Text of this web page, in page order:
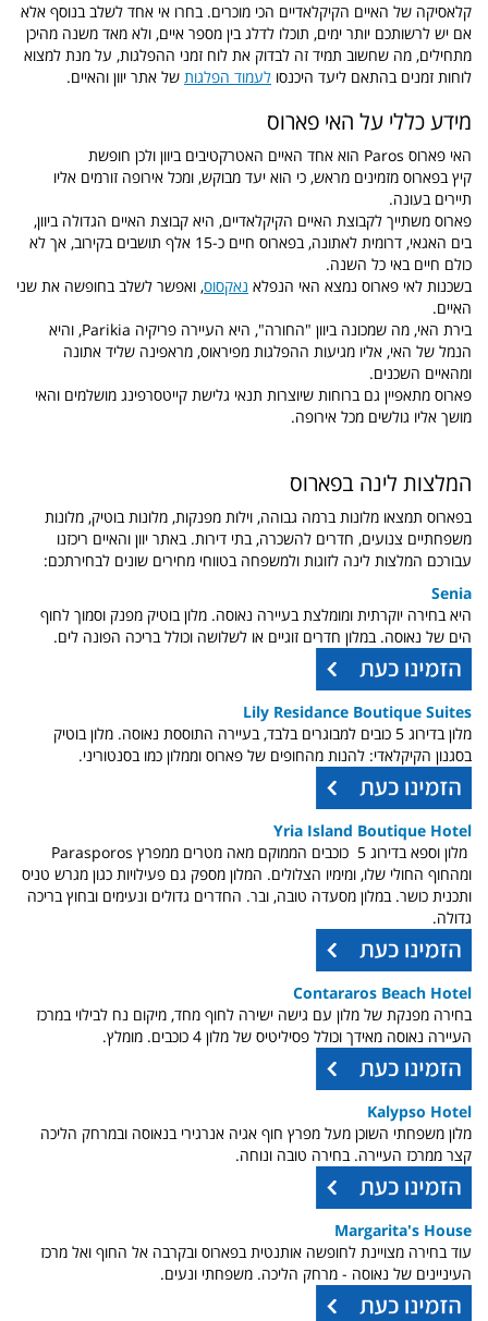
קלאסיקה של האיים הקיקלאדיים הכי מוכרים. בחרו אי אחד לשלב בנוסף אלא
אם יש לרשותכם יותר ימים, תוכלו לדלג בין מספר איים, ולא מאד משנה מהיכן
מתחילים, מה שחשוב תמיד זה לבדוק את לוח זמני ההפלגות, על מנת למצוא
לוחות זמנים בהתאם ליעד היכנסו לעמוד הפלגות של אתר יוון והאיים.
מידע כללי על האי פארוס
האי פארוס Paros הוא אחד האיים האטרקטיבים ביוון ולכן חופשת
קיץ בפארוס מזמינים מראש, כי הוא יעד מבוקש, ומכל אירופה זורמים אליו
תיירים בעונה.
פארוס משתייך לקבוצת האיים הקיקלאדיים, היא קבוצת האיים הגדולה ביוון,
בים האגאי, דרומית לאתונה, בפארוס חיים כ-15 אלף תושבים בקירוב, אך לא
כולם חיים באי כל השנה.
בשכנות לאי פארוס נמצא האי הנפלא נאקסוס, ואפשר לשלב בחופשה את שני
האיים.
בירת האי, מה שמכונה ביוון "החורה", היא העיירה פריקיה Parikia, והיא
הנמל של האי, אליו מגיעות ההפלגות מפיראוס, מראפינה שליד אתונה
ומהאיים השכנים.
פארוס מתאפיין גם ברוחות שיוצרות תנאי גלישת קייטסרפינג מושלמים והאי
מושך אליו גולשים מכל אירופה.
המלצות לינה בפארוס
בפארוס תמצאו מלונות ברמה גבוהה, וילות מפנקות, מלונות בוטיק, מלונות
משפחתיים צנועים, חדרים להשכרה, בתי דירות. באתר יוון והאיים ריכזנו
עבורכם המלצות לינה לזוגות ולמשפחה בטווחי מחירים שונים לבחירתכם:
Senia
היא בחירה יוקרתית ומומלצת בעיירה נאוסה. מלון בוטיק מפנק וסמוך לחוף
הים של נאוסה. במלון חדרים זוגיים או לשלושה וכולל בריכה הפונה לים.
Lily Residance Boutique Suites
מלון בדירוג 5 כובים למבוגרים בלבד, בעיירה התוססת נאוסה. מלון בוטיק
בסגנון הקיקלאדי: להנות מהחופים של פארוס וממלון כמו בסנטוריני.
Yria Island Boutique Hotel
מלון וספא בדירוג 5 כוכבים הממוקם מאה מטרים ממפרץ Parasporos
ומהחוף החולי שלו, ומימיו הצלולים. המלון מספק גם פעילויות כגון מגרש טניס
ותכנית כושר. במלון מסעדה טובה, ובר. החדרים גדולים ונעימים ובחוץ בריכה
גדולה.
Contararos Beach Hotel
בחירה מפנקת של מלון עם גישה ישירה לחוף מחד, מיקום נח לבילוי במרכז
העיירה נאוסה מאידך וכולל פסיליטיס של מלון 4 כוכבים. מומלץ.
Kalypso Hotel
מלון משפחתי השוכן מעל מפרץ חוף אגיה אנרגירי בנאוסה ובמרחק הליכה
קצר ממרכז העיירה. בחירה טובה ונוחה.
Margarita's House
עוד בחירה מצויינת לחופשה אותנטית בפארוס ובקרבה אל החוף ואל מרכז
העיניינים של נאוסה - מרחק הליכה. משפחתי ונעים.